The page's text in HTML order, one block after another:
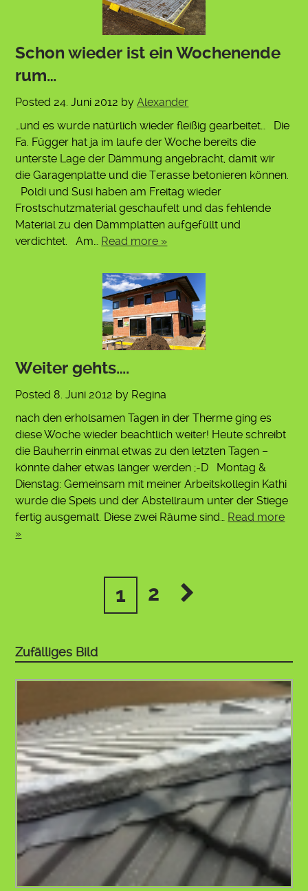
Schon wieder ist ein Wochenende
rum…
Posted 24. Juni 2012 byAlexander
…und es wurde natürlich wieder fleißig gearbeitet… Die
Fa. Függer hat ja im laufe der Woche bereits die
unterste Lage der Dämmung angebracht, damit wir
die Garagenplatte und die Terasse betonieren können.
Poldi und Susi haben am Freitag wieder
Frostschutzmaterial geschaufelt und das fehlende
Material zu den Dämmplatten aufgefüllt und
verdichtet. Am… Read more »
Weiter gehts….
Posted8. Juni 2012 by Regina
nach den erholsamen Tagen in der Therme ging es
diese Woche wieder beachtlich weiter! Heute schreibt
die Bauherrin einmal etwas zu den letzten Tagen –
könnte daher etwas länger werden ;-D Montag &
Dienstag: Gemeinsam mit meiner Arbeitskollegin Kathi
wurde die Speis und der Abstellraum unter der Stiege
fertig ausgemalt. Diese zwei Räume sind… Read more
»
1 2
Zufälliges Bild